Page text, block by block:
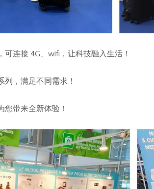
连接 4G、wifi，让科技融入生活！
，满足不同需求！
带来全新体验！